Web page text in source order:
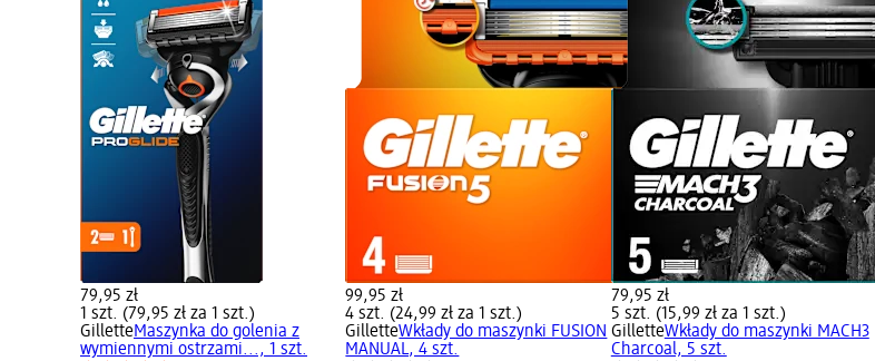
79,95 zł
1 szt. (79,95 zł za 1 szt.)
GilletteMaszynka do golenia z
wymiennymi ostrzami..., 1 szt.
99,95 zł
4 szt. (24,99 zł za 1 szt.)
GilletteWkłady do maszynki FUSION
MANUAL, 4 szt.
79,95 zł
5 szt. (15,99 zł za 1 szt.)
GilletteWkłady do maszynki MACH3
Charcoal, 5 szt.